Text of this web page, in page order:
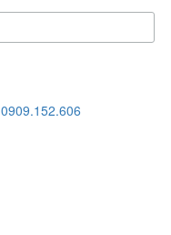
0909.152.606